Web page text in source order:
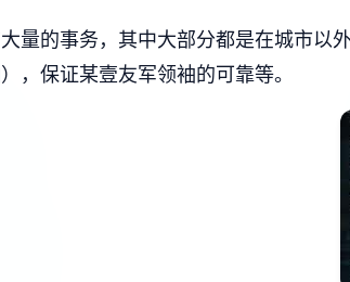
量的事务，其中大部分都是在城市以
，保证某壹友军领袖的可靠等。